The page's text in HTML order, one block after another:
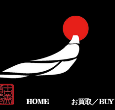
HOME お買取／BUY